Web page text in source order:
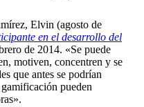
Elvin (agosto de
en el desarrollo del
de 2014. «Se puede
motiven, concentren y se
que antes se podrían
pueden